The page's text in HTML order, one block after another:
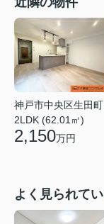
神戸市中央区生田町
2LDK (62.01㎡)
2,150万円
よく見られて